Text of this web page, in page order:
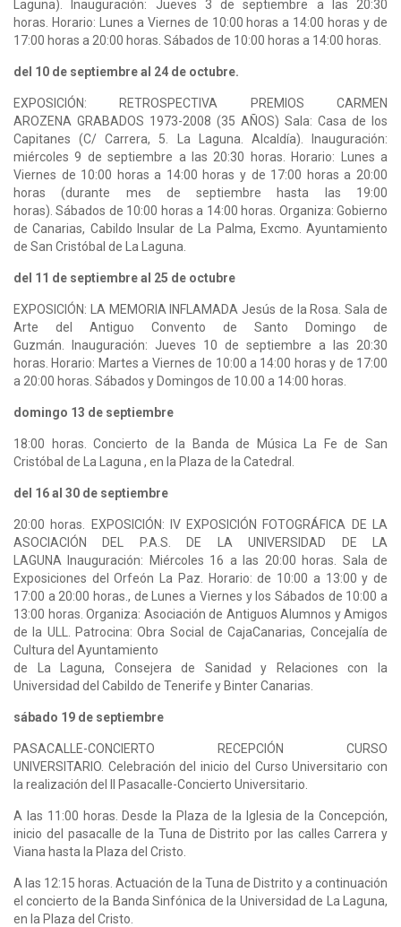
Laguna). Inauguración: Jueves 3 de septiembre a las 20:30
horas. Horario: Lunes a Viernes de 10:00 horas a 14:00 horas y de
17:00 horas a 20:00 horas. Sábados de 10:00 horas a 14:00 horas.
del 10 de septiembre al 24 de octubre.
EXPOSICIÓN: RETROSPECTIVA PREMIOS CARMEN
AROZENA GRABADOS 1973-2008 (35 AÑOS) Sala: Casa de los
Capitanes (C/ Carrera, 5. La Laguna. Alcaldía). Inauguración:
miércoles 9 de septiembre a las 20:30 horas. Horario: Lunes a
Viernes de 10:00 horas a 14:00 horas y de 17:00 horas a 20:00
horas (durante mes de septiembre hasta las 19:00
horas). Sábados de 10:00 horas a 14:00 horas. Organiza: Gobierno
de Canarias, Cabildo Insular de La Palma, Excmo. Ayuntamiento
de San Cristóbal de La Laguna.
del 11 de septiembre al 25 de octubre
EXPOSICIÓN: LA MEMORIA INFLAMADA Jesús de la Rosa. Sala de
Arte del Antiguo Convento de Santo Domingo de
Guzmán. Inauguración: Jueves 10 de septiembre a las 20:30
horas. Horario: Martes a Viernes de 10:00 a 14:00 horas y de 17:00
a 20:00 horas. Sábados y Domingos de 10.00 a 14:00 horas.
domingo 13 de septiembre
18:00 horas. Concierto de la Banda de Música La Fe de San
Cristóbal de La Laguna , en la Plaza de la Catedral.
del 16 al 30 de septiembre
20:00 horas. EXPOSICIÓN: IV EXPOSICIÓN FOTOGRÁFICA DE LA
ASOCIACIÓN DEL P.A.S. DE LA UNIVERSIDAD DE LA
LAGUNA Inauguración: Miércoles 16 a las 20:00 horas. Sala de
Exposiciones del Orfeón La Paz. Horario: de 10:00 a 13:00 y de
17:00 a 20:00 horas., de Lunes a Viernes y los Sábados de 10:00 a
13:00 horas. Organiza: Asociación de Antiguos Alumnos y Amigos
de la ULL. Patrocina: Obra Social de CajaCanarias, Concejalía de
Cultura del Ayuntamiento
de La Laguna, Consejera de Sanidad y Relaciones con la
Universidad del Cabildo de Tenerife y Binter Canarias.
sábado 19 de septiembre
PASACALLE-CONCIERTO RECEPCIÓN CURSO
UNIVERSITARIO. Celebración del inicio del Curso Universitario con
la realización del II Pasacalle-Concierto Universitario.
A las 11:00 horas. Desde la Plaza de la Iglesia de la Concepción,
inicio del pasacalle de la Tuna de Distrito por las calles Carrera y
Viana hasta la Plaza del Cristo.
A las 12:15 horas. Actuación de la Tuna de Distrito y a continuación
el concierto de la Banda Sinfónica de la Universidad de La Laguna,
en la Plaza del Cristo.